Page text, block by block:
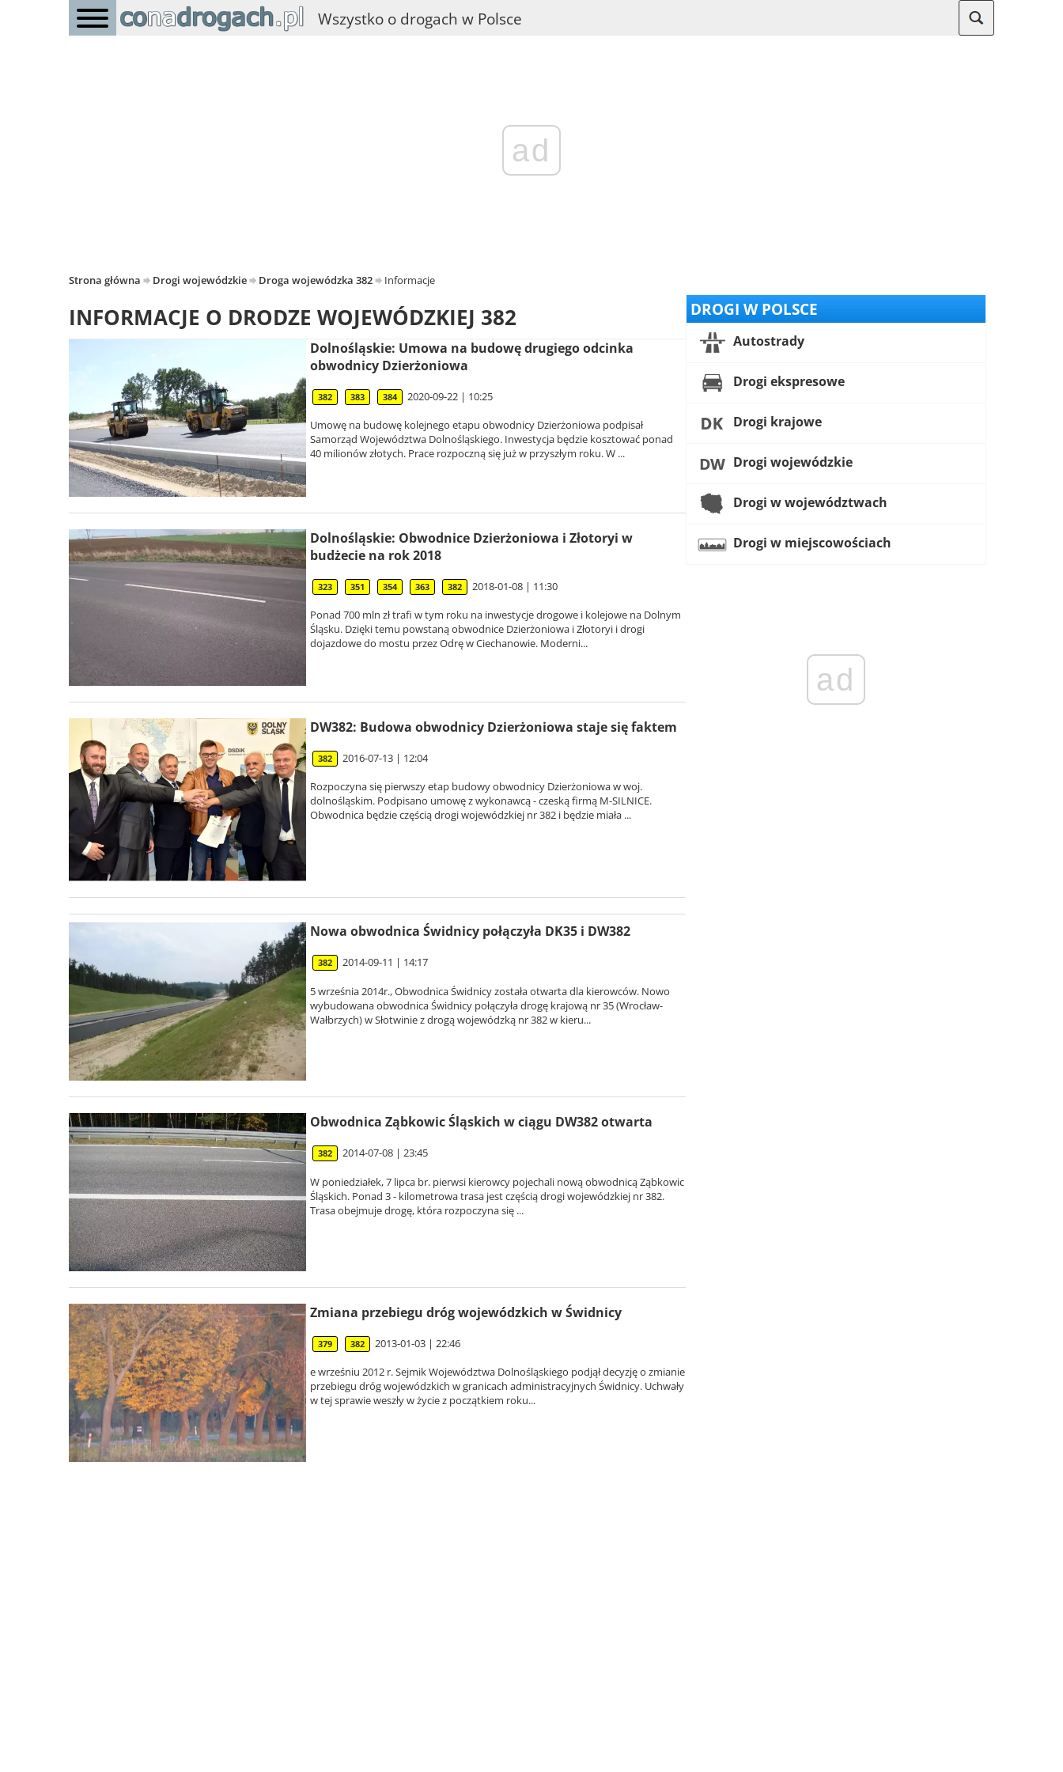
Wszystko o drogach w Polsce
ad
Strona główna Drogi wojewódzkie Droga wojewódzka 382 Informacje
INFORMACJE O DRODZE WOJEWÓDZKIEJ 382
Dolnośląskie: Umowa na budowę drugiego odcinka
obwodnicy Dzierżoniowa
382 383 384 2020-09-22 | 10:25
Umowę na budowę kolejnego etapu obwodnicy Dzierżoniowa podpisał
Samorząd Województwa Dolnośląskiego. Inwestycja będzie kosztować ponad
40 milionów złotych. Prace rozpoczną się już w przyszłym roku. W ...
Dolnośląskie: Obwodnice Dzierżoniowa i Złotoryi w
budżecie na rok 2018
323 351 354 363 382 2018-01-08 | 11:30
Ponad 700 mln zł trafi w tym roku na inwestycje drogowe i kolejowe na Dolnym
Śląsku. Dzięki temu powstaną obwodnice Dzierżoniowa i Złotoryi i drogi
dojazdowe do mostu przez Odrę w Ciechanowie. Moderni...
DW382: Budowa obwodnicy Dzierżoniowa staje się faktem
382 2016-07-13 | 12:04
Rozpoczyna się pierwszy etap budowy obwodnicy Dzierżoniowa w woj.
dolnośląskim. Podpisano umowę z wykonawcą - czeską firmą M-SILNICE.
Obwodnica będzie częścią drogi wojewódzkiej nr 382 i będzie miała ...
Nowa obwodnica Świdnicy połączyła DK35 i DW382
382 2014-09-11 | 14:17
5 września 2014r., Obwodnica Świdnicy została otwarta dla kierowców. Nowo
wybudowana obwodnica Świdnicy połączyła drogę krajową nr 35 (Wrocław-
Wałbrzych) w Słotwinie z drogą wojewódzką nr 382 w kieru...
Obwodnica Ząbkowic Śląskich w ciągu DW382 otwarta
382 2014-07-08 | 23:45
W poniedziałek, 7 lipca br. pierwsi kierowcy pojechali nową obwodnicą Ząbkowic
Śląskich. Ponad 3 - kilometrowa trasa jest częścią drogi wojewódzkiej nr 382.
Trasa obejmuje drogę, która rozpoczyna się ...
Zmiana przebiegu dróg wojewódzkich w Świdnicy
379 382 2013-01-03 | 22:46
e wrześniu 2012 r. Sejmik Województwa Dolnośląskiego podjął decyzję o zmianie
przebiegu dróg wojewódzkich w granicach administracyjnych Świdnicy. Uchwały
w tej sprawie weszły w życie z początkiem roku...
DROGI W POLSCE
Autostrady
Drogi ekspresowe
Drogi krajowe
Drogi wojewódzkie
Drogi w województwach
Drogi w miejscowościach
ad